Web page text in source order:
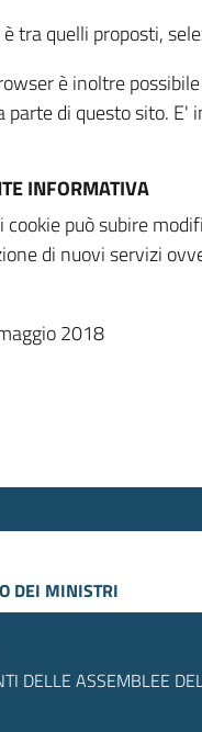
tra quelli proposti,
è inoltre
parte di questo sito.
INFORMATIVA
può subire
di nuovi servizi
2018
DEI MINISTRI
DELLE ASSEMBLEE